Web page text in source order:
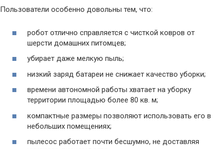
Пользователи особенно довольны тем, что:
робот отлично справляется с чисткой ковров от
шерсти домашних питомцев;
убирает даже мелкую пыль;
низкий заряд батареи не снижает качество уборки;
времени автономной работы хватает на уборку
территории площадью более 80 кв. м;
компактные размеры позволяют использовать его в
небольших помещениях;
пылесос работает почти бесшумно, не доставляя